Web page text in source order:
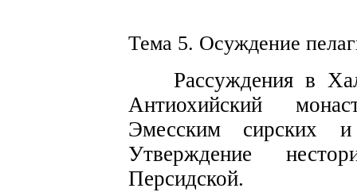
Тема 5. Осуждение
Рассуждения в
Антиохийский
Эмесским
сирских и
Утверждение
Персидской.